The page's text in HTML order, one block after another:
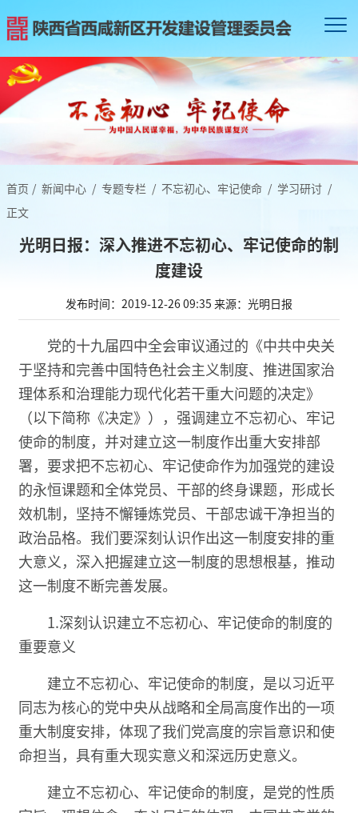
首页 / 新闻中心 / 专题专栏 / 不忘初心、牢记使命 / 学习研讨 /
正文
光明日报：深入推进不忘初心、牢记使命的制
度建设
发布时间：2019-12-26 09:35 来源：光明日报
党的十九届四中全会审议通过的《中共中央关
于坚持和完善中国特色社会主义制度、推进国家治
理体系和治理能力现代化若干重大问题的决定》
（以下简称《决定》），强调建立不忘初心、牢记
使命的制度，并对建立这一制度作出重大安排部
署，要求把不忘初心、牢记使命作为加强党的建设
的永恒课题和全体党员、干部的终身课题，形成长
效机制，坚持不懈锤炼党员、干部忠诚干净担当的
政治品格。我们要深刻认识作出这一制度安排的重
大意义，深入把握建立这一制度的思想根基，推动
这一制度不断完善发展。
1.深刻认识建立不忘初心、牢记使命的制度的
重要意义
建立不忘初心、牢记使命的制度，是以习近平
同志为核心的党中央从战略和全局高度作出的一项
重大制度安排，体现了我们党高度的宗旨意识和使
命担当，具有重大现实意义和深远历史意义。
建立不忘初心、牢记使命的制度，是党的性质